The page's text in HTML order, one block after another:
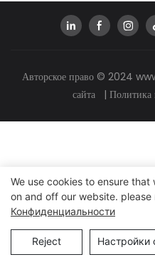
Авторское право © 2024
сайта
| Политика
We use cookies to ensure that
on and off our website. please
Конфиденциальности
Reject Настройки